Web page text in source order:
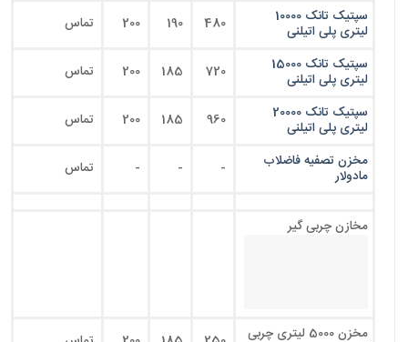
سپتیک تانک 10000
لیتری پلی اتیلنی 480
190
200 تماس
سپتیک تانک 15000
لیتری پلی اتیلنی 720
185
200 تماس
سپتیک تانک 20000
لیتری پلی اتیلنی 960
185
200 تماس
مخزن تصفیه فاضلاب
مادولار تماس
مخازن چربی گیر
مخزن 5000 لیتری چربی